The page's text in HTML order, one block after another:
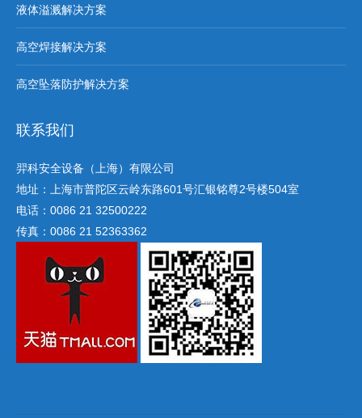
液体溢溅解决方案
高空焊接解决方案
高空坠落防护解决方案
联系我们
羿科安全设备（上海）有限公司
地址：上海市普陀区云岭东路601号汇银铭尊2号楼504室
电话：0086 21 32500222
传真：0086 21 52363362